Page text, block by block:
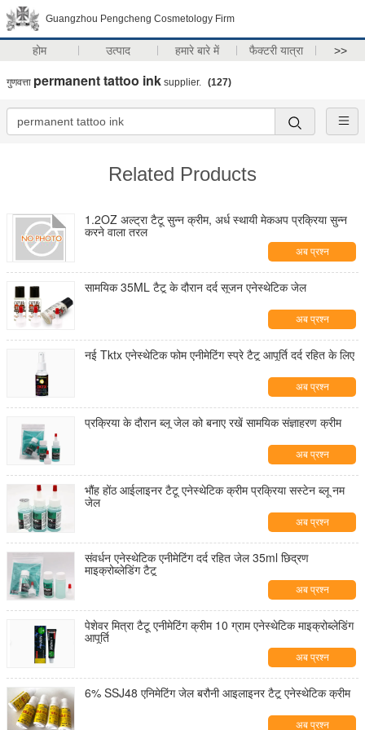
Guangzhou Pengcheng Cosmetology Firm
होम उत्पाद हमारे बारे में फैक्टरी यात्रा >>
गुणवत्ता permanent tattoo ink supplier. (127)
Related Products
1.2OZ अल्ट्रा टैटू सुन्न क्रीम, अर्ध स्थायी मेकअप प्रक्रिया सुन्न
करने वाला तरल
अब प्रश्न
सामयिक 35ML टैटू के दौरान दर्द सूजन एनेस्थेटिक जेल
अब प्रश्न
नई Tktx एनेस्थेटिक फोम एनीमेटिंग स्प्रे टैटू आपूर्ति दर्द रहित के लिए
अब प्रश्न
प्रक्रिया के दौरान ब्लू जेल को बनाए रखें सामयिक संज्ञाहरण क्रीम
अब प्रश्न
भौंह होंठ आईलाइनर टैटू एनेस्थेटिक क्रीम प्रक्रिया सस्टेन ब्लू नम
जेल
अब प्रश्न
संवर्धन एनेस्थेटिक एनीमेटिंग दर्द रहित जेल 35ml छिद्रण
माइक्रोब्लेडिंग टैटू
अब प्रश्न
पेशेवर मित्रा टैटू एनीमेटिंग क्रीम 10 ग्राम एनेस्थेटिक माइक्रोब्लेडिंग
आपूर्ति
अब प्रश्न
6% SSJ48 एनिमेटिंग जेल बरौनी आइलाइनर टैटू एनेस्थेटिक क्रीम
अब प्रश्न